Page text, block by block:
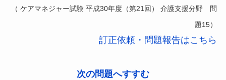
（ ケアマネジャー試験 平成30年度（第21回） 介護支援分野 問
題15）
訂正依頼・問題報告はこちら
次の問題へすすむ